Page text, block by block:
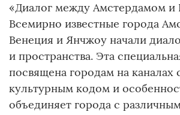
«Диалог между Амстердамом и
Всемирно известные города
Венеция и Янчжоу начали
и пространства. Эта
посвящена городам на
культурным кодом и
объединяет города с